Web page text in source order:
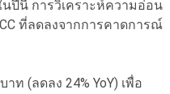
นปีนี้ การวิเคราะห์ความอ่อน
ที่ลดลงจากการคาดการณ์
ท (ลดลง 24% YoY) เพื่อ